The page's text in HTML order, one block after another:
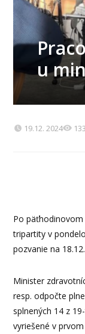
u
19.12. 2024
Po
tripartity v
pozvanie na
Minister
resp. odpočte
splnených 14 z
vyriešené v